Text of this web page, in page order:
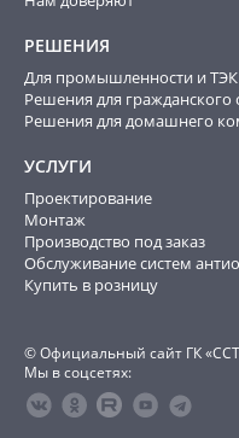
РЕШЕНИЯ
Для промышленности и ТЭК
Решения для гражданского
Решения для домашнего
УСЛУГИ
Проектирование
Монтаж
Производство под заказ
Обслуживание систем
Купить в розницу
© Официальный сайт ГК
Мы в соцсетях: